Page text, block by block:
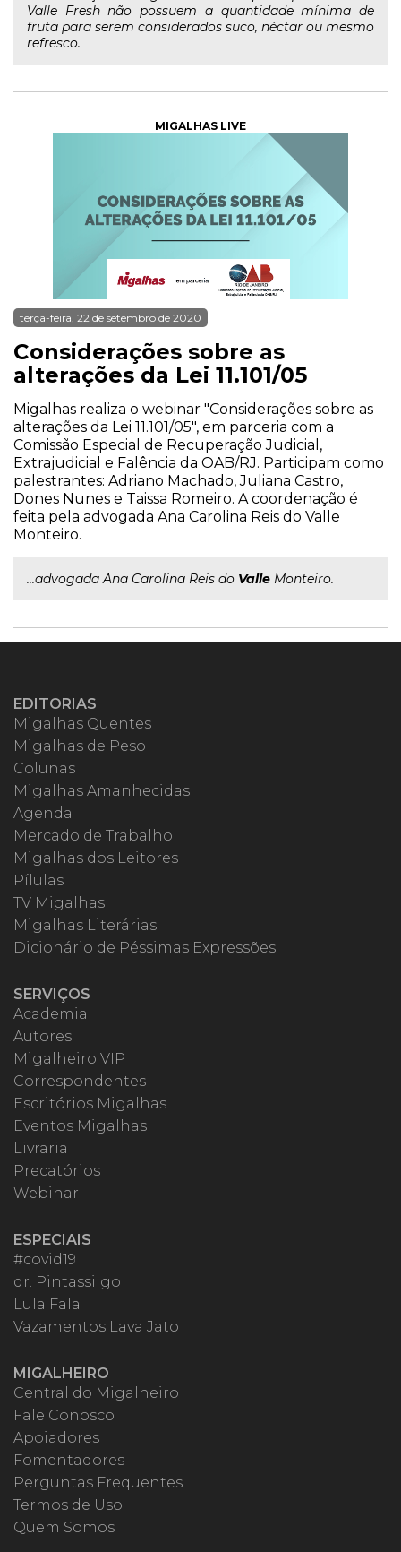
Valle Fresh não possuem a quantidade mínima de
fruta para serem considerados suco, néctar ou mesmo
refresco.
MIGALHAS LIVE
terça-feira, 22 de setembro de 2020
Considerações sobre as
alterações da Lei 11.101/05
Migalhas realiza o webinar "Considerações sobre as
alterações da Lei 11.101/05", em parceria com a
Comissão Especial de Recuperação Judicial,
Extrajudicial e Falência da OAB/RJ. Participam como
palestrantes: Adriano Machado, Juliana Castro,
Dones Nunes e Taissa Romeiro. A coordenação é
feita pela advogada Ana Carolina Reis do Valle
Monteiro.
...advogada Ana Carolina Reis do Valle Monteiro.
EDITORIAS
Migalhas Quentes
Migalhas de Peso
Colunas
Migalhas Amanhecidas
Agenda
Mercado de Trabalho
Migalhas dos Leitores
Pílulas
TV Migalhas
Migalhas Literárias
Dicionário de Péssimas Expressões
SERVIÇOS
Academia
Autores
Migalheiro VIP
Correspondentes
Escritórios Migalhas
Eventos Migalhas
Livraria
Precatórios
Webinar
ESPECIAIS
#covid19
dr. Pintassilgo
Lula Fala
Vazamentos Lava Jato
MIGALHEIRO
Central do Migalheiro
Fale Conosco
Apoiadores
Fomentadores
Perguntas Frequentes
Termos de Uso
Quem Somos